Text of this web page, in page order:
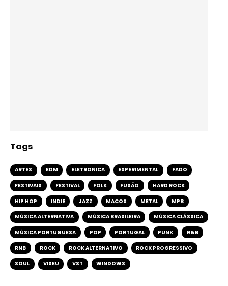
Tags
ARTES EDM ELETRONICA EXPERIMENTAL FADO
FESTIVAIS FESTIVAL FOLK FUSÃO HARD ROCK
HIP HOP INDIE JAZZ MACOS METAL MPB
MÚSICA ALTERNATIVA MÚSICA BRASILEIRA MÚSICA CLÁSSICA
MÚSICA PORTUGUESA POP PORTUGAL PUNK R&B
RNB ROCK ROCK ALTERNATIVO ROCK PROGRESSIVO
SOUL VISEU VST WINDOWS